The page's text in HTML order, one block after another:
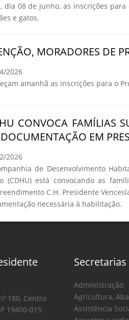
dia 08 de junho, as inscrições
e gatos.
MORADORES DE
2026
amanhã as inscrições para o
CONVOCA FAMÍLIAS
EM
2026
de Desenvolvimento
(CDHU) está convocando as
C.H. Presidente
necessária à habilitação.
180, Centro
19400-015
Secretarias
Administração
Agricultura,
Assistência